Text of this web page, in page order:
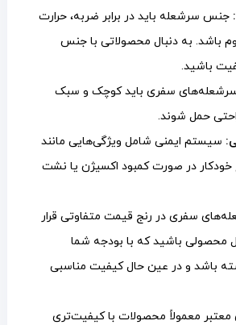
جنس سرشعله باید در برابر ضربه، حرارت
باشد. به دنبال محصولاتی با جنس
باشید.
سفری باید کوچک و سبک
حمل شوند.
سیستم ایمنی شامل ویژگی‌هایی مانند
در صورت کمبود اکسیژن یا نشت
سفری در رنج قیمت متفاوتی قرار
محصولی باشید که با بودجه شما
باشد و در عین حال کیفیت مناسبی
معتبر معمولاً محصولات با کیفیت‌تری